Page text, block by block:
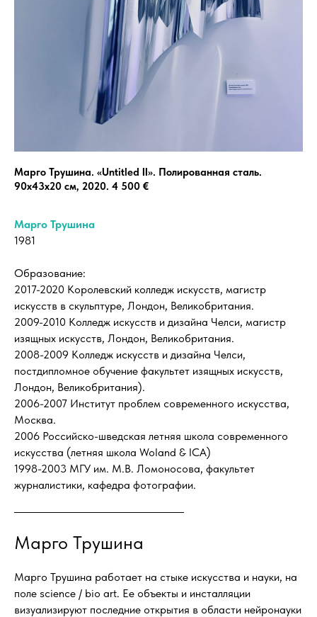
Марго Трушина. «Untitled II». Полированная сталь.
90х43х20 см, 2020. 4 500 €
Марго Трушина
1981
Образование:
2017-2020 Королевский колледж искусств, магистр
искусств в скульптуре, Лондон, Великобритания.
2009-2010 Колледж искусств и дизайна Челси, магистр
изящных искусств, Лондон, Великобритания.
2008-2009 Колледж искусств и дизайна Челси,
постдипломное обучение факультет изящных искусств,
Лондон, Великобритания).
2006-2007 Институт проблем современного искусства,
Москва.
2006 Российско-шведская летняя школа современного
искусства (летняя школа Woland & ICA)
1998-2003 МГУ им. М.В. Ломоносова, факультет
журналистики, кафедра фотографии.
Марго Трушина
Марго Трушина работает на стыке искусства и науки, на
поле science / bio art. Ее объекты и инсталляции
визуализируют последние открытия в области нейронауки